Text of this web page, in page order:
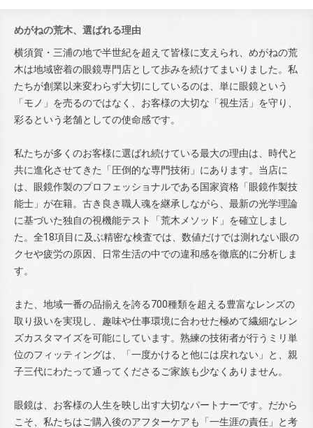
めがねの荒木、選ばれる理由
横須賀・三浦の地で半世紀を超えて皆様に支えられ、めがねの荒
木は地域密着の眼鏡専門店として歩みを続けてまいりました。私
たちが創業以来変わらず大切にしているのは、単に眼鏡という
「モノ」を売るのではなく、お客様の大切な「視生活」を守り、
彩るという老舗としての使命感です。
私たちが多くのお客様に選ばれ続けている最大の理由は、時代と
共に進化させてきた「圧倒的な専門技術」にあります。当店に
は、眼鏡作製のプロフェッショナルである国家資格「眼鏡作製技
能士」が在籍。古き良き職人魂を継承しながら、最新の光学理論
に基づいた独自の視機能テスト「荒木メソッド」を確立しまし
た。全18項目に及ぶ精密な検査では、数値だけでは測れない眼の
クセや疲労の原因、日常生活の中での違和感を徹底的に分析しま
す。
また、地域一番の品揃えを誇る700種類を超える豊富なレンズの
取り扱いを実現し、趣味や仕事環境に合わせた極めて繊細なレン
ズカスタマイズを可能にしています。熟練の技術者が行うミリ単
位のフィッティングは、「一度かけると他には戻れない」と、親
子三代にわたって通ってくださるご家族も少なくありません。
眼鏡は、お客様の人生を映し出す大切なパートナーです。だから
こそ、私たちはご購入後のアフターケアも「一生涯の責任」と考